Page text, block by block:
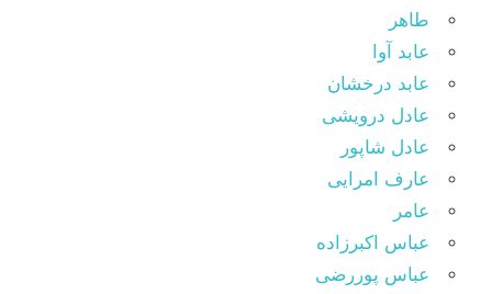
طاهر
عابد آوا
عابد درخشان
عادل درویشی
عادل شاپور
عارف امرایی
عامر
عباس اکبرزاده
عباس پوررضی